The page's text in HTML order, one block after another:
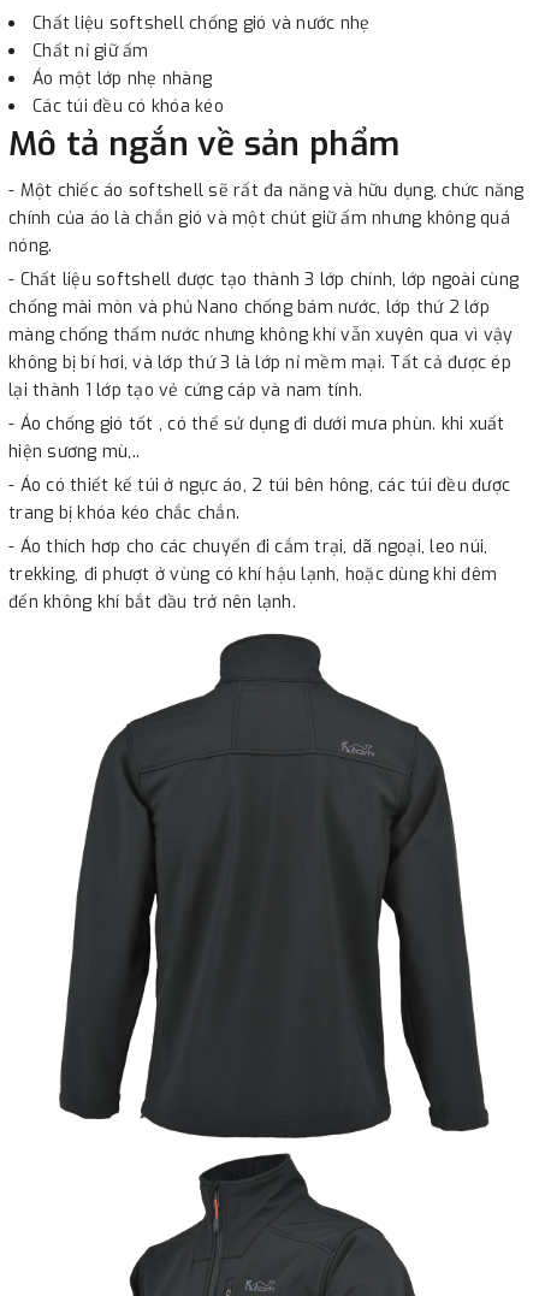
Chất liệu softshell chống gió và nước nhẹ
Chất nỉ giữ ấm
Áo một lớp nhẹ nhàng
Các túi đều có khóa kéo
Mô tả ngắn về sản phẩm
- Một chiếc áo softshell sẽ rất đa năng và hữu dụng, chức năng
chính của áo là chắn gió và một chút giữ ấm nhưng không quá
nóng.
- Chất liệu softshell được tạo thành 3 lớp chính, lớp ngoài cùng
chống mài mòn và phủ Nano chống bám nước, lớp thứ 2 lớp
màng chống thấm nước nhưng không khí vẫn xuyên qua vì vậy
không bị bí hơi, và lớp thứ 3 là lớp nỉ mềm mại. Tất cả được ép
lại thành 1 lớp tạo vẻ cứng cáp và nam tính.
- Áo chống gió tốt , có thể sử dụng đi dưới mưa phùn. khi xuất
hiện sương mù,..
- Áo có thiết kế túi ở ngực áo, 2 túi bên hông, các túi đều được
trang bị khóa kéo chắc chắn.
- Áo thích hơp cho các chuyến đi cắm trại, dã ngoại, leo núi,
trekking, đi phượt ở vùng có khí hậu lạnh, hoặc dùng khi đêm
đến không khí bắt đầu trở nên lạnh.